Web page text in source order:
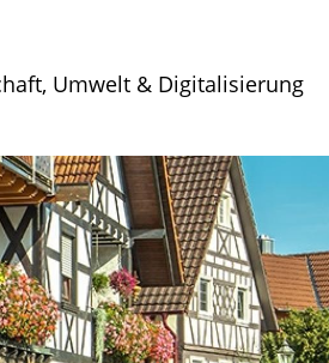
Umwelt & Digitalisierung